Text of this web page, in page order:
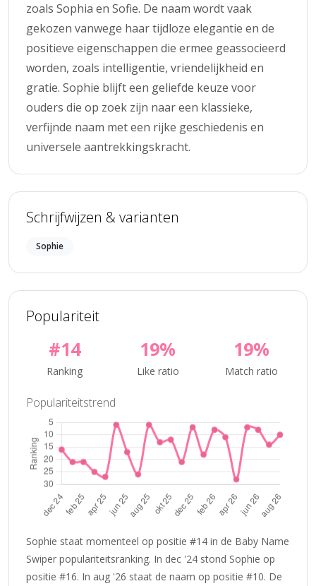
zoals Sophia en Sofie. De naam wordt vaak
gekozen vanwege haar tijdloze elegantie en de
positieve eigenschappen die ermee geassocieerd
worden, zoals intelligentie, vriendelijkheid en
gratie. Sophie blijft een geliefde keuze voor
ouders die op zoek zijn naar een klassieke,
verfijnde naam met een rijke geschiedenis en
universele aantrekkingskracht.
Schrijfwijzen & varianten
Sophie
Populariteit
#14
Ranking
19%
Like ratio
19%
Match ratio
Populariteitstrend
Sophie staat momenteel op positie #14 in de Baby Name
Swiper populariteitsranking. In dec '24 stond Sophie op
positie #16. In aug '26 staat de naam op positie #10. De